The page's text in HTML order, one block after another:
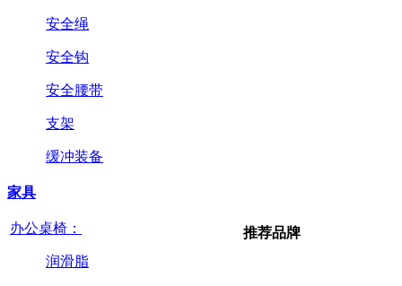
安全绳
安全钩
安全腰带
支架
缓冲装备
家具
办公桌椅：
润滑脂
推荐品牌